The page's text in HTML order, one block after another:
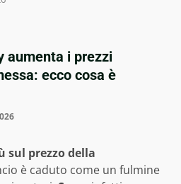
aumenta i prezzi
ecco cosa è
sul prezzo della
è caduto come un fulmine